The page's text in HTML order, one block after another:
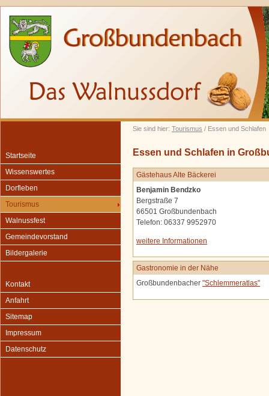
Sie sind hier: Tourismus / Essen und Schlafen
Startseite
Wissenswertes
Dorfleben
Tourismus
Walnussfest
Gemeindevorstand
Bildergalerie
Kontakt
Anfahrt
Sitemap
Impressum
Datenschutz
Essen und Schlafen in
Gästehaus Alte Bäckerei
Benjamin Bendzko
Bergstraße 7
66501 Großbundenbach
Telefon: 06337 9952970
weitere Informationen
Gastronomie in der Nähe
Großbundenbacher "Schlemmeratlas"